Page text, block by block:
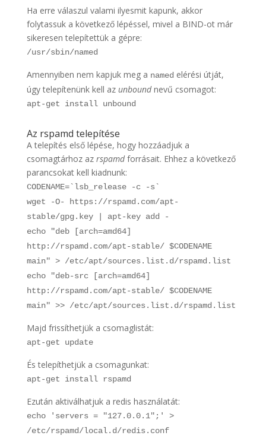
Ha erre válaszul valami ilyesmit kapunk, akkor
folytassuk a következő lépéssel, mivel a BIND-ot már
sikeresen telepítettük a gépre:
/usr/sbin/named
Amennyiben nem kapjuk meg a named elérési útját,
úgy telepítenünk kell az unboundnevű csomagot:
apt-get install unbound
Az rspamd telepítése
A telepítés első lépése, hogy hozzáadjuk a
csomagtárhoz az rspamdforrásait. Ehhez a következő
parancsokat kell kiadnunk:
CODENAME=`lsb_release -c -s`
wget -O- https://rspamd.com/apt-
stable/gpg.key | apt-key add -
echo "deb [arch=amd64]
http://rspamd.com/apt-stable/ $CODENAME
main" > /etc/apt/sources.list.d/rspamd.list
echo "deb-src [arch=amd64]
http://rspamd.com/apt-stable/ $CODENAME
main" >> /etc/apt/sources.list.d/rspamd.list
Majd frissíthetjük a csomaglistát:
apt-get update
És telepíthetjük a csomagunkat:
apt-get install rspamd
Ezután aktiválhatjuk a redis használatát:
echo 'servers = "127.0.0.1";' >
/etc/rspamd/local.d/redis.conf